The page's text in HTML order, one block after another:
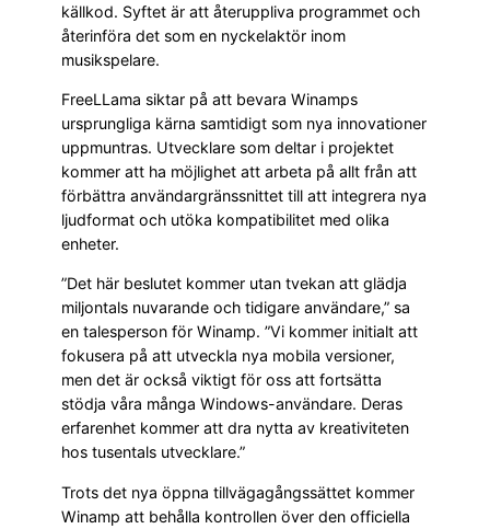
källkod. Syftet är att återuppliva programmet och
återinföra det som en nyckelaktör inom
musikspelare.
FreeLLama siktar på att bevara Winamps
ursprungliga kärna samtidigt som nya innovationer
uppmuntras. Utvecklare som deltar i projektet
kommer att ha möjlighet att arbeta på allt från att
förbättra användargränssnittet till att integrera nya
ljudformat och utöka kompatibilitet med olika
enheter.
”Det här beslutet kommer utan tvekan att glädja
miljontals nuvarande och tidigare användare,” sa
en talesperson för Winamp. ”Vi kommer initialt att
fokusera på att utveckla nya mobila versioner,
men det är också viktigt för oss att fortsätta
stödja våra många Windows-användare. Deras
erfarenhet kommer att dra nytta av kreativiteten
hos tusentals utvecklare.”
Trots det nya öppna tillvägagångssättet kommer
Winamp att behålla kontrollen över den officiella